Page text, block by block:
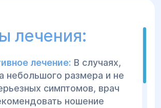
это может быть признаком
лечения:
лечение: В случаях,
небольшого размера и не
симптомов, врач
ношение